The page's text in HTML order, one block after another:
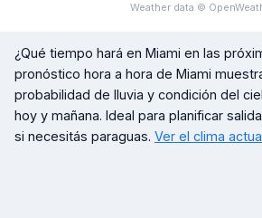
Weather data ©
¿Qué tiempo hará en Miami en las
pronóstico hora a hora de Miami
probabilidad de lluvia y condición del
hoy y mañana. Ideal para planificar
si necesitás paraguas. Ver el clima